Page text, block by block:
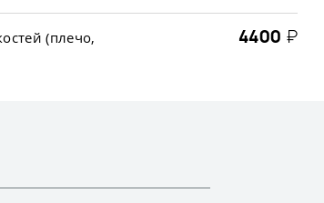
(плечо,
4400 ₽